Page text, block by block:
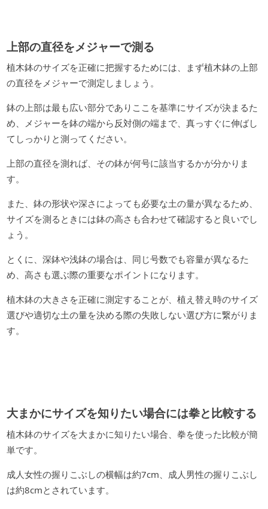
上部の直径をメジャーで測る
植木鉢のサイズを正確に把握するためには、まず植木鉢の上部
の直径をメジャーで測定しましょう。
鉢の上部は最も広い部分でありここを基準にサイズが決まるた
め、メジャーを鉢の端から反対側の端まで、真っすぐに伸ばし
てしっかりと測ってください。
上部の直径を測れば、その鉢が何号に該当するかが分かりま
す。
また、鉢の形状や深さによっても必要な土の量が異なるため、
サイズを測るときには鉢の高さも合わせて確認すると良いでし
ょう。
とくに、深鉢や浅鉢の場合は、同じ号数でも容量が異なるた
め、高さも選ぶ際の重要なポイントになります。
植木鉢の大きさを正確に測定することが、植え替え時のサイズ
選びや適切な土の量を決める際の失敗しない選び方に繋がりま
す。
大まかにサイズを知りたい場合には拳と比較する
植木鉢のサイズを大まかに知りたい場合、拳を使った比較が簡
単です。
成人女性の握りこぶしの横幅は約7cm、成人男性の握りこぶし
は約8cmとされています。